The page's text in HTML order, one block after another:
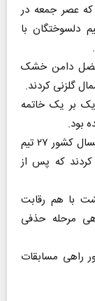
که عصر جمعه در
دلسوختگان با
دامن خشک
گلزنی کردند.
بر یک خاتمه
بود.
در مسابقات فصل ۱۴۰۴-۱۴۰۳ لیگ دسته اول فوتسال کشور ۲۷ تیم
که پس از
با هم رقابت
مرحله حذفی
راهی مسابقات